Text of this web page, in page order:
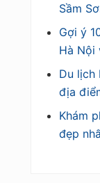
Sầm
Gợi ý
Hà Nội
Du lịch
địa
Khám
đẹp